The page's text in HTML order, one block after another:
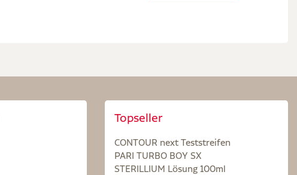
Topseller
CONTOUR next Teststreifen
PARI TURBO BOY SX
STERILLIUM Lösung 100ml